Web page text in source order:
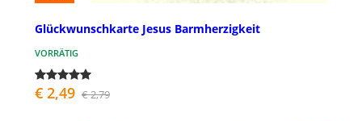
Glückwunschkarte Jesus Barmherzigkeit
VORRÄTIG
€ 2,49 € 2,79